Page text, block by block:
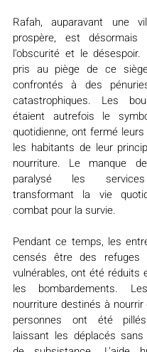
Rafah, auparavant une
prospère, est désormais
l'obscurité et le désespoir.
pris au piège de ce
confrontés à des
catastrophiques. Les
étaient autrefois le
quotidienne, ont fermé
les habitants de leur
nourriture. Le manque
paralysé les
transformant la vie
combat pour la survie.
Pendant ce temps, les
censés être des refuges
vulnérables, ont été réduits
les bombardements.
nourriture destinés à
personnes ont été
laissant les déplacés